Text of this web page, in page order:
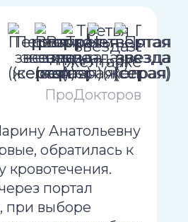
ПроДокторов
Анатольевну
обратилась к
кровотечения.
портал
при выборе